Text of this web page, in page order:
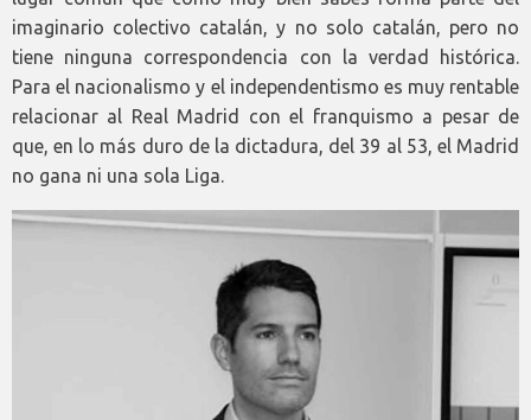
imaginario colectivo catalán, y no solo catalán, pero no
tiene ninguna correspondencia con la verdad histórica.
Para el nacionalismo y el independentismo es muy rentable
relacionar al Real Madrid con el franquismo a pesar de
que, en lo más duro de la dictadura, del 39 al 53, el Madrid
no gana ni una sola Liga.